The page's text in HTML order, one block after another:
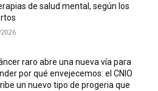
de salud mental, según los
raro abre una nueva vía para
por qué envejecemos: el CNIO
un nuevo tipo de progeria que